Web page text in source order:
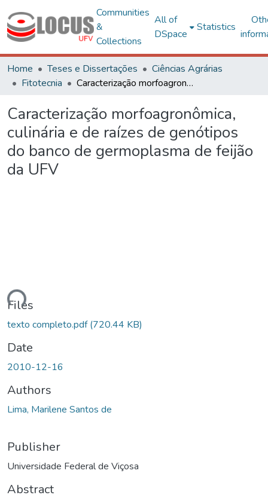
Communities
&
Collections
All of
DSpace
Statistics
Home Teses e Dissertações
Ciências Agrárias
Fitotecnia
Caracterização morfoagronômica, culinária e de raízes de genótipos do banco de germoplasma de feijão da UFV
Caracterização morfoagronômica,
culinária e de raízes de genótipos
do banco de germoplasma de feijão
da UFV
Loading...
Files
texto completo.pdf(720.44 KB)
Date
2010-12-16
Authors
Lima, Marilene Santos de
Publisher
Universidade Federal de Viçosa
Abstract